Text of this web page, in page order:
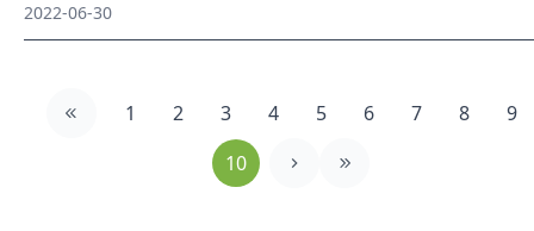
2022-06-30
1 2 3 4 5 6 7 8
9
10